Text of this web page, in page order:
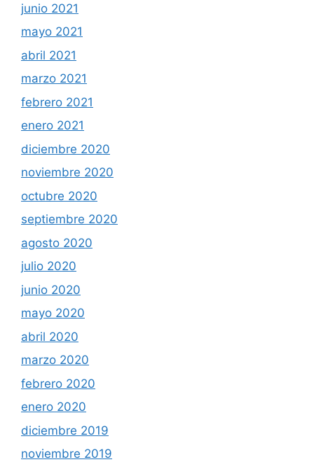
junio 2021
mayo 2021
abril 2021
marzo 2021
febrero 2021
enero 2021
diciembre 2020
noviembre 2020
octubre 2020
septiembre 2020
agosto 2020
julio 2020
junio 2020
mayo 2020
abril 2020
marzo 2020
febrero 2020
enero 2020
diciembre 2019
noviembre 2019